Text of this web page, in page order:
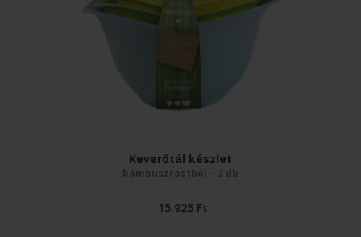
Keverőtál készlet
bambuszrostból – 3 db
15.925 Ft